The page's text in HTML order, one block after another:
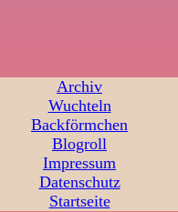
Archiv
Wuchteln
Backförmchen
Blogroll
Impressum
Datenschutz
Startseite